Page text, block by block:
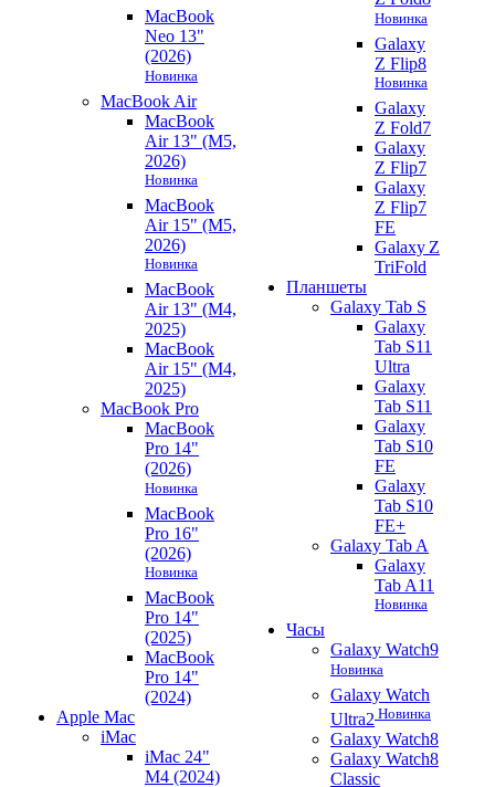
MacBook
Neo 13"
(2026)
Новинка
MacBook Air
MacBook
Air 13" (M5,
2026)
Новинка
MacBook
Air 15" (M5,
2026)
Новинка
MacBook
Air 13" (M4,
2025)
MacBook
Air 15" (M4,
2025)
MacBook Pro
MacBook
Pro 14"
(2026)
Новинка
MacBook
Pro 16"
(2026)
Новинка
MacBook
Pro 14"
(2025)
MacBook
Pro 14"
(2024)
Apple Mac
iMac
iMac 24"
M4 (2024)
Новинка
Galaxy
Z Flip8
Новинка
Galaxy
Z Fold7
Galaxy
Z Flip7
Galaxy
Z Flip7
FE
Galaxy Z
TriFold
Планшеты
Galaxy Tab S
Galaxy
Tab S11
Ultra
Galaxy
Tab S11
Galaxy
Tab S10
FE
Galaxy
Tab S10
FE+
Galaxy Tab A
Galaxy
Tab A11
Новинка
Часы
Galaxy Watch9
Новинка
Galaxy Watch
Ultra2 Новинка
Galaxy Watch8
Galaxy Watch8
Classic